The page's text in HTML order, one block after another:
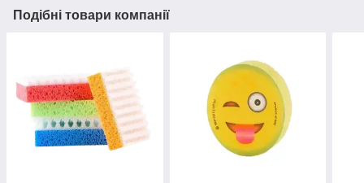
Подібні товари компанії